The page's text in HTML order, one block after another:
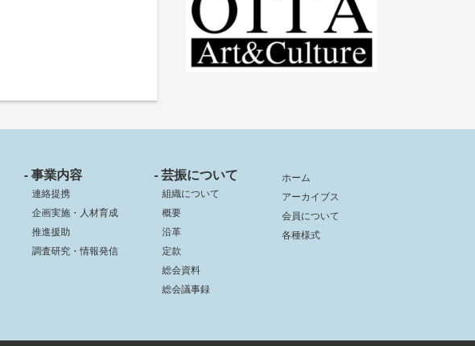
- 事業内容
連絡提携
企画実施・人材育成
推進援助
調査研究・情報発信
- 芸振について
組織について
概要
沿革
定款
総会資料
総会議事録
ホーム
アーカイブス
会員について
各種様式